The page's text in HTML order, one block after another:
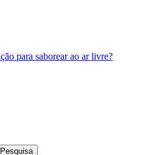
para saborear ao ar livre?